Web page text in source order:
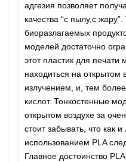
адгезия позволяет
качества “с пылу,с
биоразлагаемых
моделей достаточно
этот пластик для печати
находиться на открытом
излучением, и, тем
кислот. Тонкостенные
открытом воздухе за
стоит забывать, что как
использованием PLA
Главное достоинство